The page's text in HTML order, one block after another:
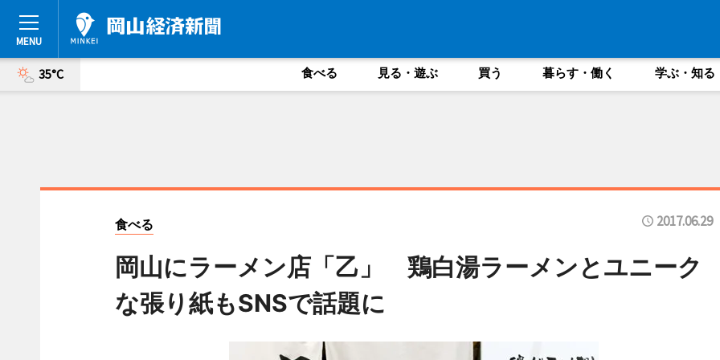
35°C 食べる 見る・遊ぶ 買う 暮らす・働く 学ぶ・知る
食べる 2017.06.29
岡山にラーメン店「乙」 鶏白湯ラーメンとユニーク
な張り紙もSNSで話題に